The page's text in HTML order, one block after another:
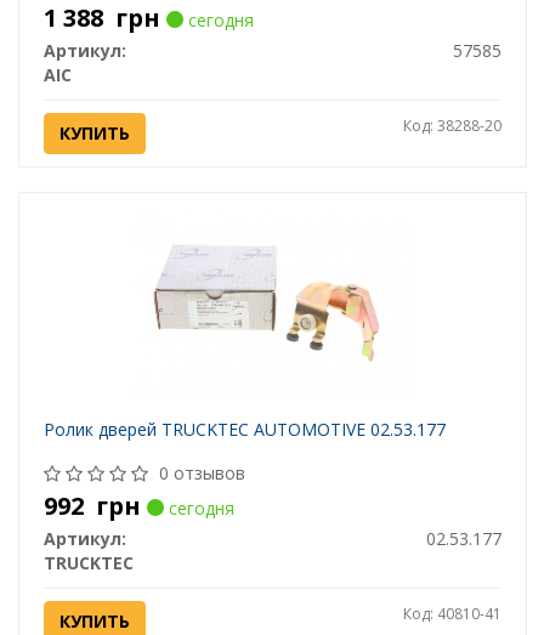
1 388 грн
сегодня
Артикул:
57585
AIC
КУПИТЬ Код: 38288-20
Ролик дверей TRUCKTEC AUTOMOTIVE 02.53.177
0 отзывов
992 грн
сегодня
Артикул:
02.53.177
TRUCKTEC
КУПИТЬ Код: 40810-41